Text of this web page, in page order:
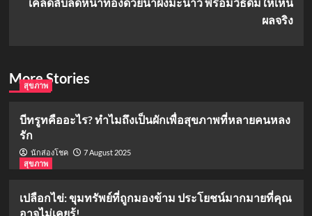
ผลจริง
More Stories
สุขภาพ
บีทรูทคืออะไร? ทำไมถึงเป็นผักเพื่อสุขภาพที่หลายคนหลง
รัก
นักส่องโชค
7 August 2025
สุขภาพ
เปลือกไข่: ขุมทรัพย์ที่ถูกมองข้าม ประโยชน์มากมายที่คุณ
อาจไม่เคยรู้!